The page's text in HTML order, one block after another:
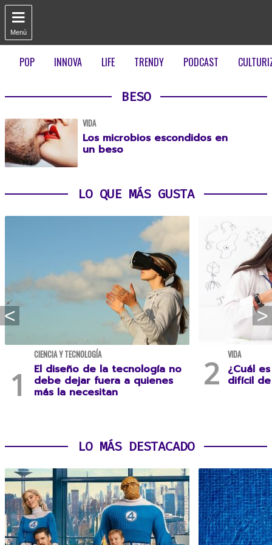

Menú
POP INNOVA LIFE TRENDY PODCAST
BESO
VIDA
Los microbios escondidos en
un beso
LO QUE MÁS GUSTA
CIENCIA Y TECNOLOGÍA
El diseño de la tecnología no
debe dejar fuera a quienes
más la necesitan
VIDA
¿Cuál
difícil
LO MÁS DESTACADO